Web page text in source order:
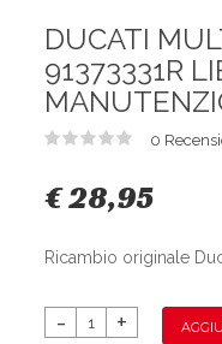
DUCATI
91373331R
0
€ 28,95
Ricambio originale